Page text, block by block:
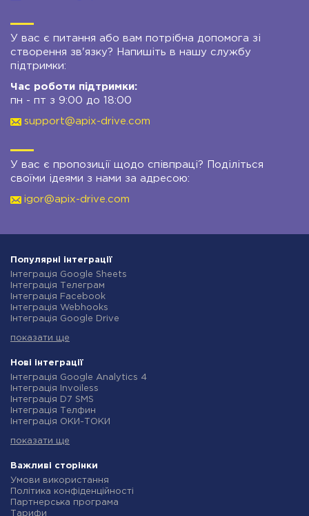
У вас є питання або вам потрібна допомога зі
створення зв'язку? Напишіть в нашу службу
підтримки:
Час роботи підтримки:
пн - пт з 9:00 до 18:00
support@apix-drive.com
У вас є пропозиції щодо співпраці? Поділіться
своїми ідеями з нами за адресою:
igor@apix-drive.com
Популярні інтеграції
Інтеграція Google Sheets
Інтеграція Телеграм
Інтеграція Facebook
Інтеграція Webhooks
Інтеграція Google Drive
Інтеграція Gmail
Інтеграція Rozetka
Інтеграція OpenAI (ChatGPT)
Інтеграція Binotel
Інтеграція Prom
Інтеграція Приват24
Інтеграція OLX
Інтеграція SendPulse
Інтеграція Stream Telecom
Інтеграція Google Analytics
Інтеграція Creatio
Інтеграція Ringostat
показати ще
Нові інтеграції
Інтеграція Google Analytics 4
Інтеграція Invoiless
Інтеграція D7 SMS
Інтеграція Телфин
Інтеграція ОКИ-ТОКИ
Інтеграція Microsoft Dynamics 365
Інтеграція TxtSync
Інтеграція Wire2Air
Інтеграція Corezoid
Інтеграція Infobip
Інтеграція Instasent
показати ще
Важливі сторінки
Умови використання
Політика конфіденційності
Партнерська програма
Тарифи